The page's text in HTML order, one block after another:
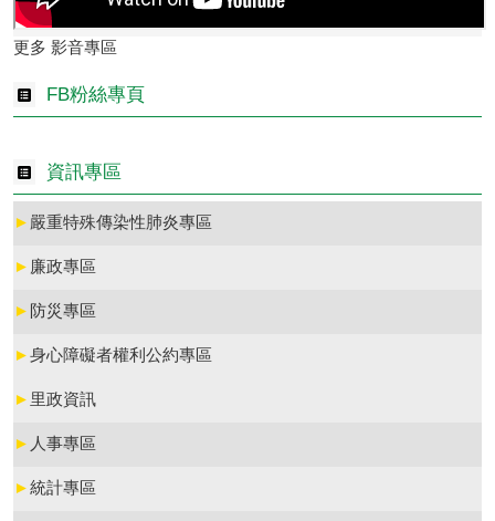
更多 影音專區
FB粉絲專頁
資訊專區
► 嚴重特殊傳染性肺炎專區
► 廉政專區
► 防災專區
►身心障礙者權利公約專區
► 里政資訊
► 人事專區
►統計專區